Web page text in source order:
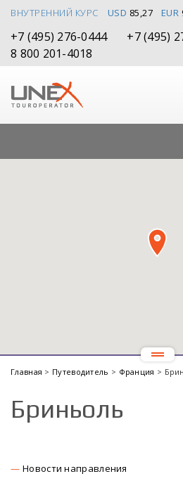
ВНУТРЕННИЙ КУРС USD 85,27 EUR
+7 (495) 276-0444
+7 (495)
8 800 201-4018
Главная > Путеводитель > Франция >
Бриньоль
Новости направления